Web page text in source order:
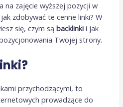
na zajęcie wyższej pozycji w
zdobywać te cenne linki? W
się, czym sąbacklinki i jak
Twojej strony.
przychodzącymi, to
prowadzące do